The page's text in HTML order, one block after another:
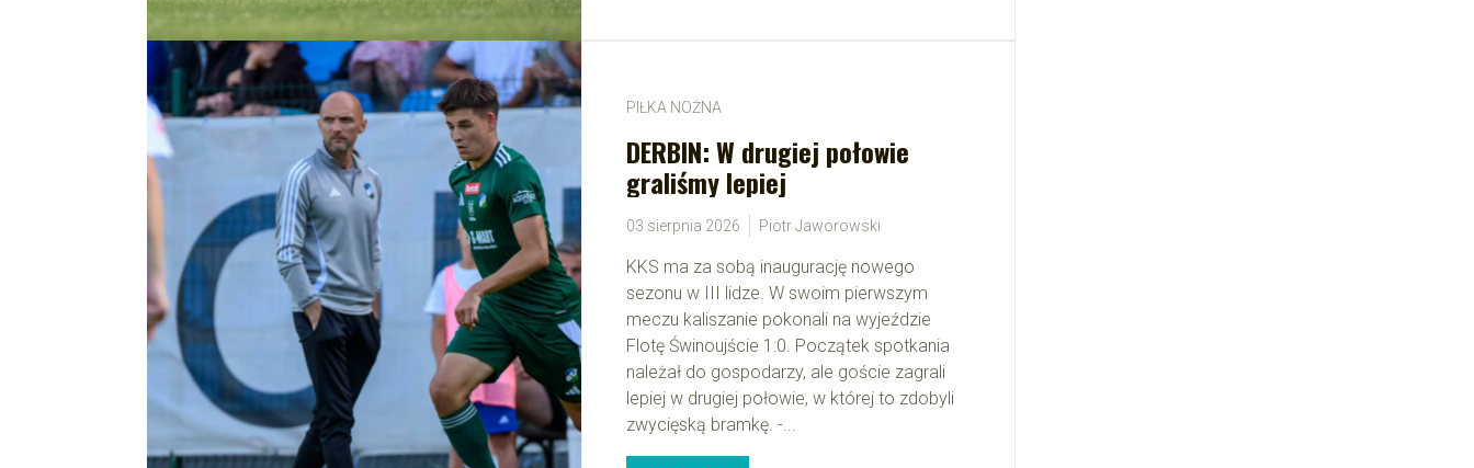
PIŁKA NOŻNA
DERBIN: W drugiej połowie
graliśmy lepiej
03 sierpnia 2026 Piotr Jaworowski
KKS ma za sobą inaugurację nowego
sezonu w III lidze. W swoim pierwszym
meczu kaliszanie pokonali na wyjeździe
Flotę Świnoujście 1:0. Początek spotkania
należał do gospodarzy, ale goście zagrali
lepiej w drugiej połowie, w której to zdobyli
zwycięską bramkę. -...